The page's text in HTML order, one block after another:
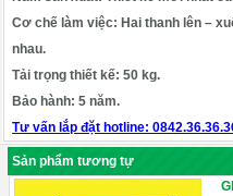
Cơ chế làm việc: Hai thanh lên –
nhau.
Tải trọng thiết kế: 50 kg.
Bảo hành: 5 năm.
Tư vấn lắp đặt hotline:
Sản phẩm tương tự